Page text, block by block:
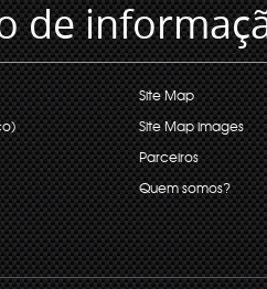
de
Site Map
Site Map images
Parceiros
Quem somos?